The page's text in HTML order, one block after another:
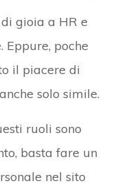
gioia a HR e
poche
il piacere di
solo simile.
ruoli sono
basta fare un
nel sito